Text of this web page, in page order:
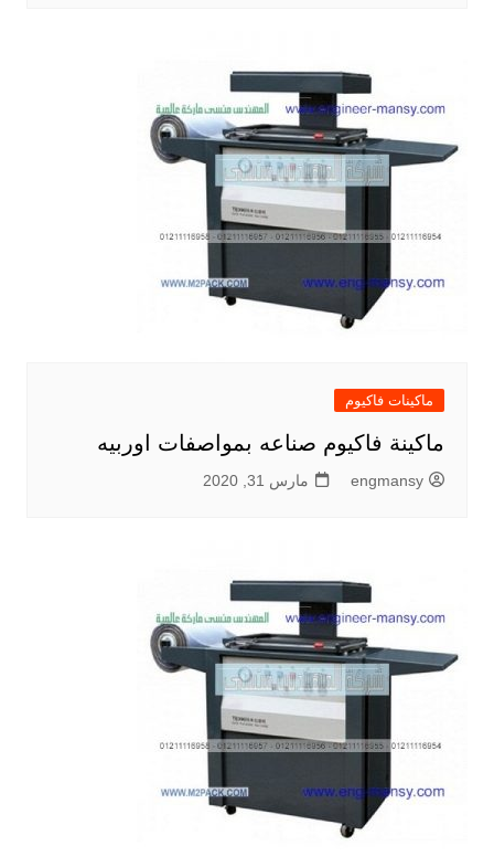
ماكينات فاكيوم
ماكينة فاكيوم صناعه بمواصفات اوربيه
engmansy مارس 31, 2020